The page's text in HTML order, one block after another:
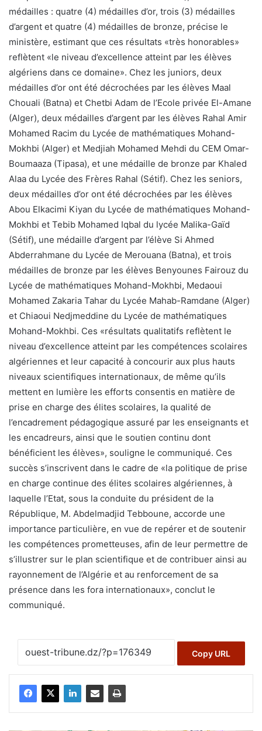
médailles : quatre (4) médailles d’or, trois (3) médailles
d’argent et quatre (4) médailles de bronze, précise le
ministère, estimant que ces résultats «très honorables»
reflètent «le niveau d’excellence atteint par les élèves
algériens dans ce domaine». Chez les juniors, deux
médailles d’or ont été décrochées par les élèves Maal
Chouali (Batna) et Chetbi Adam de l’Ecole privée El-Amane
(Alger), deux médailles d’argent par les élèves Rahal Amir
Mohamed Racim du Lycée de mathématiques Mohand-
Mokhbi (Alger) et Medjiah Mohamed Mehdi du CEM Omar-
Boumaaza (Tipasa), et une médaille de bronze par Khaled
Alaa du Lycée des Frères Rahal (Sétif). Chez les seniors,
deux médailles d’or ont été décrochées par les élèves
Abou Elkacimi Kiyan du Lycée de mathématiques Mohand-
Mokhbi et Tebib Mohamed Iqbal du lycée Malika-Gaïd
(Sétif), une médaille d’argent par l’élève Si Ahmed
Abderrahmane du Lycée de Merouana (Batna), et trois
médailles de bronze par les élèves Benyounes Fairouz du
Lycée de mathématiques Mohand-Mokhbi, Medaoui
Mohamed Zakaria Tahar du Lycée Mahab-Ramdane (Alger)
et Chiaoui Nedjmeddine du Lycée de mathématiques
Mohand-Mokhbi. Ces «résultats qualitatifs reflètent le
niveau d’excellence atteint par les compétences scolaires
algériennes et leur capacité à concourir aux plus hauts
niveaux scientifiques internationaux, de même qu’ils
mettent en lumière les efforts consentis en matière de
prise en charge des élites scolaires, la qualité de
l’encadrement pédagogique assuré par les enseignants et
les encadreurs, ainsi que le soutien continu dont
bénéficient les élèves», souligne le communiqué. Ces
succès s’inscrivent dans le cadre de «la politique de prise
en charge continue des élites scolaires algériennes, à
laquelle l’Etat, sous la conduite du président de la
République, M. Abdelmadjid Tebboune, accorde une
importance particulière, en vue de repérer et de soutenir
les compétences prometteuses, afin de leur permettre de
s’illustrer sur le plan scientifique et de contribuer ainsi au
rayonnement de l’Algérie et au renforcement de sa
présence dans les fora internationaux», conclut le
communiqué.
Copy URL